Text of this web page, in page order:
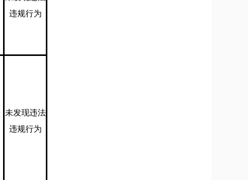
违规行为
未发现违法
违规行为